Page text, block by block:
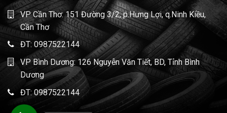
VP Cần Thơ: 151 Đường 3/2, p.Hưng Lợi, q.Ninh Kiều,
Cần Thơ
ĐT: 0987522144
VP Bình Dương: 126 Nguyễn Văn Tiết, BD, Tỉnh Bình
Dương
ĐT: 0987522144